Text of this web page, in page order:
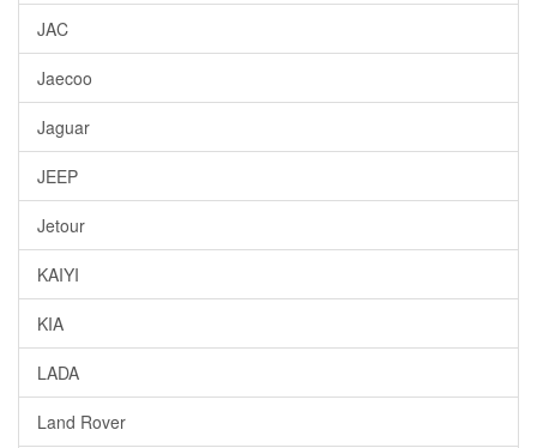
JAC
Jaecoo
Jaguar
JEEP
Jetour
KAIYI
KIA
LADA
Land Rover